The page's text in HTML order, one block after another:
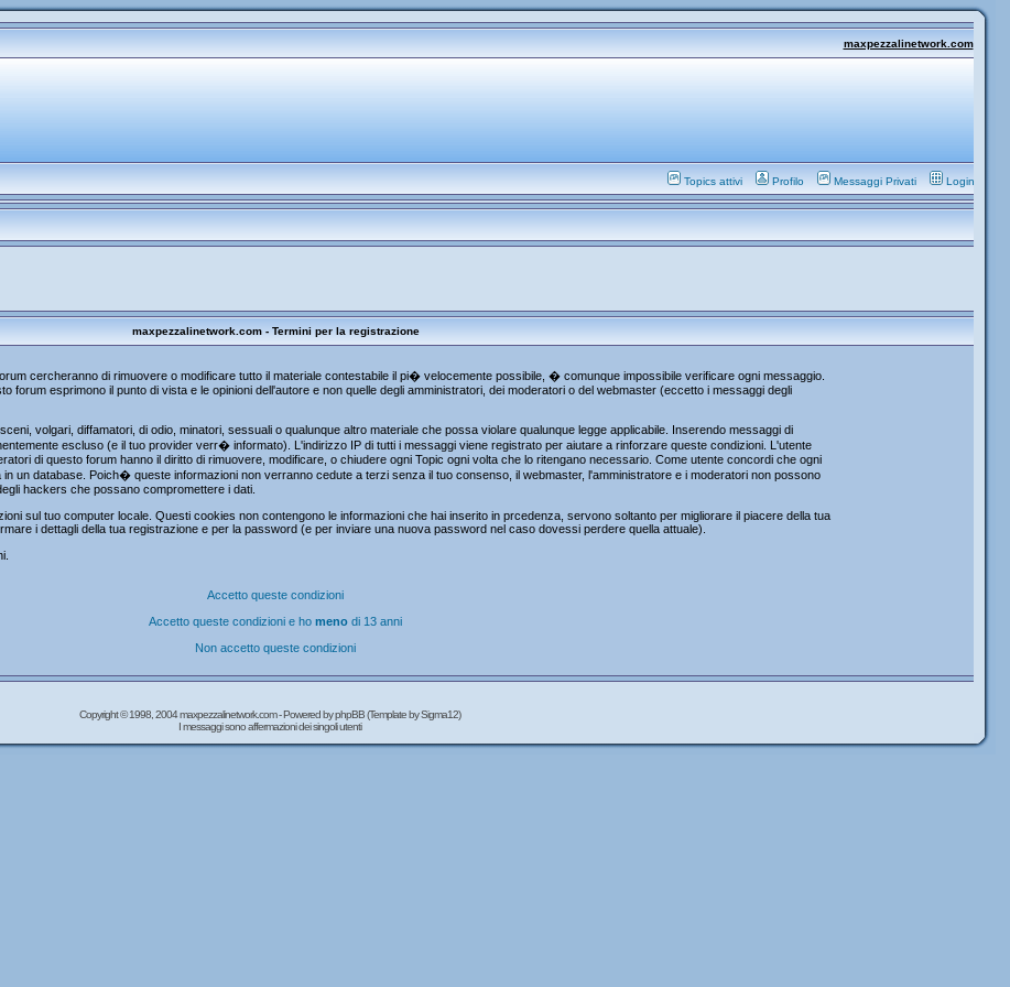
maxpezzalinetwork.com
Topics attivi Profilo Messaggi Privati Login
maxpezzalinetwork.com - Termini per la registrazione
cercheranno di rimuovere o modificare tutto il materiale contestabile il pi� velocemente possibile, � comunque impossibile verificare ogni messaggio.
forum esprimono il punto di vista e le opinioni dell'autore e non quelle degli amministratori, dei moderatori o del webmaster (eccetto i messaggi degli
volgari, diffamatori, di odio, minatori, sessuali o qualunque altro materiale che possa violare qualunque legge applicabile. Inserendo messaggi di
escluso (e il tuo provider verr� informato). L'indirizzo IP di tutti i messaggi viene registrato per aiutare a rinforzare queste condizioni. L'utente
di questo forum hanno il diritto di rimuovere, modificare, o chiudere ogni Topic ogni volta che lo ritengano necessario. Come utente concordi che ogni
database. Poich� queste informazioni non verranno cedute a terzi senza il tuo consenso, il webmaster, l'amministratore e i moderatori non possono
hackers che possano compromettere i dati.
sul tuo computer locale. Questi cookies non contengono le informazioni che hai inserito in prcedenza, servono soltanto per migliorare il piacere della tua
i dettagli della tua registrazione e per la password (e per inviare una nuova password nel caso dovessi perdere quella attuale).
Accetto queste condizioni
Accetto queste condizioni e ho meno di 13 anni
Non accetto queste condizioni
Copyright © 1998, 2004 maxpezzalinetwork.com - Powered byphpBB(Template by Sigma12)
I messaggi sono affermazioni dei singoli utenti